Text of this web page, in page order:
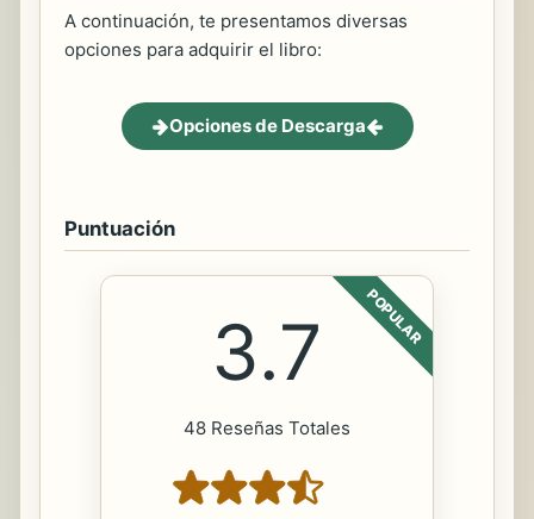
A continuación, te presentamos diversas
opciones para adquirir el libro:
Opciones de Descarga
Puntuación
POPULAR
3.7
48 Reseñas Totales